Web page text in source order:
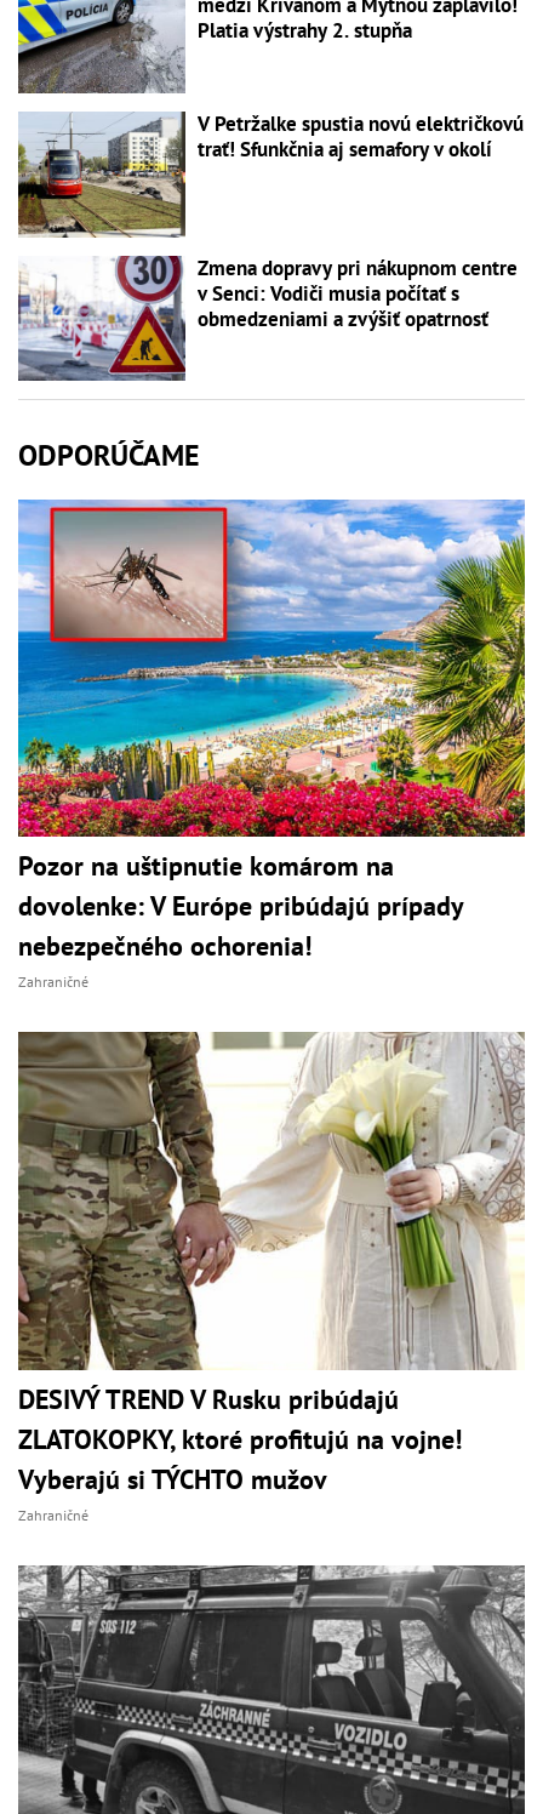
Platia výstrahy 2. stupňa
V Petržalke spustia novú električkovú
trať! Sfunkčnia aj semafory v okolí
Zmena dopravy pri nákupnom centre
v Senci: Vodiči musia počítať s
obmedzeniami a zvýšiť opatrnosť
ODPORÚČAME
Pozor na uštipnutie komárom na
dovolenke: V Európe pribúdajú prípady
nebezpečného ochorenia!
Zahraničné
DESIVÝ TREND V Rusku pribúdajú
ZLATOKOPKY, ktoré profitujú na vojne!
Vyberajú si TÝCHTO mužov
Zahraničné